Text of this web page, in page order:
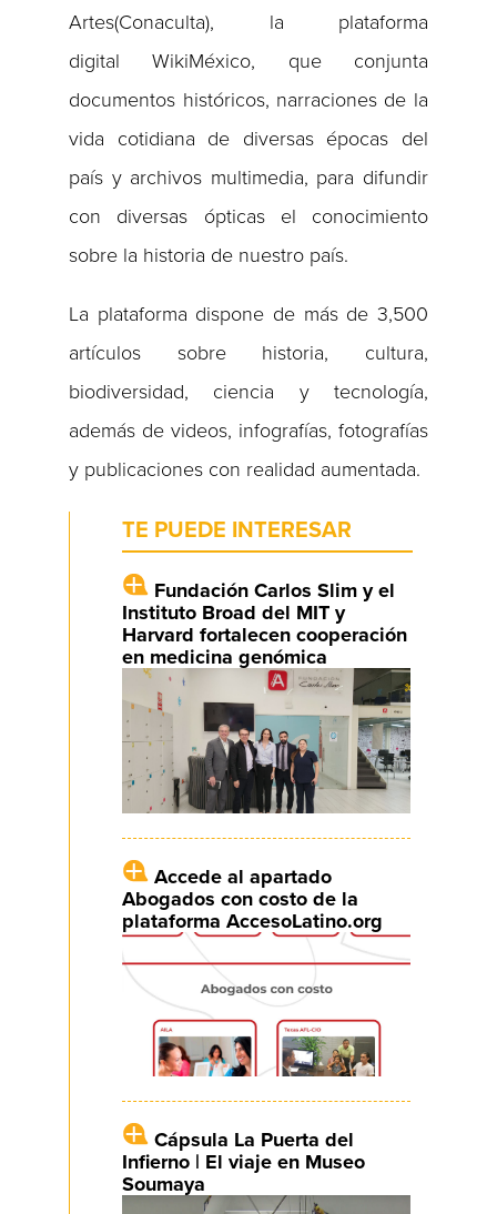
Artes(Conaculta), la plataforma
digital WikiMéxico, que conjunta
documentos históricos, narraciones de la
vida cotidiana de diversas épocas del
país y archivos multimedia, para difundir
con diversas ópticas el conocimiento
sobre la historia de nuestro país.
La plataforma dispone de más de 3,500
artículos sobre historia, cultura,
biodiversidad, ciencia y tecnología,
además de videos, infografías, fotografías
y publicaciones con realidad aumentada.
TE PUEDE INTERESAR
Fundación Carlos Slim y el
Instituto Broad del MIT y
Harvard fortalecen cooperación
en medicina genómica
Accede al apartado
Abogados con costo de la
plataforma AccesoLatino.org
Cápsula La Puerta del
Infierno | El viaje en Museo
Soumaya